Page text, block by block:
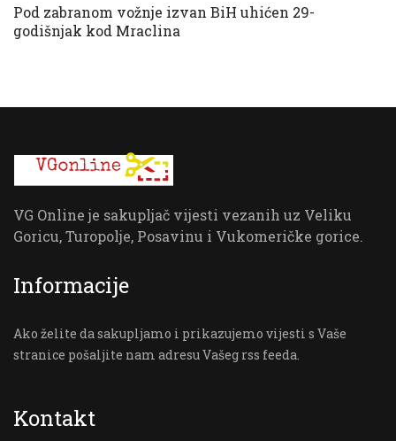
Pod zabranom vožnje izvan BiH uhićen 29-
godišnjak kod Mraclina
VG Online je sakupljač vijesti vezanih uz Veliku
Goricu, Turopolje, Posavinu i Vukomeričke gorice.
Informacije
Ako želite da sakupljamo i prikazujemo vijesti s Vaše
stranice pošaljite nam adresu Vašeg rss feeda.
Kontakt